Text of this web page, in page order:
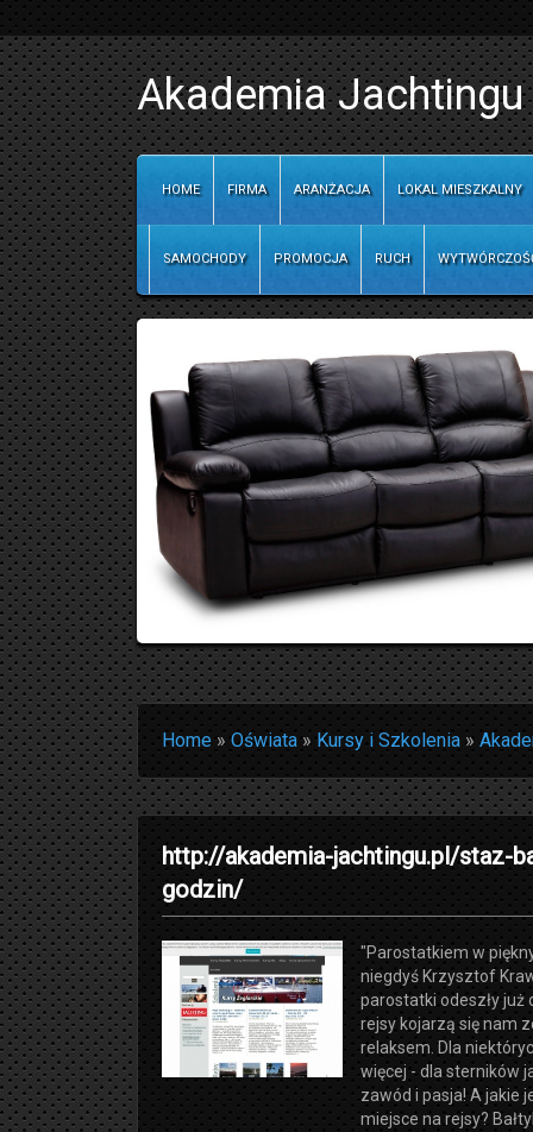
Akademia
HOME FIRMA ARANŻACJA LOKAL MIESZKALNY
SAMOCHODY PROMOCJA RUCH
Home»Oświata»Kursy i Szkolenia »
http://akademia-jachtingu.pl/staz-
godzin/
"Parostatkiem w
niegdyś Krzysztof
parostatki odeszły już
rejsy kojarzą się nam
relaksem. Dla
więcej - dla sterników
zawód i pasja! A jakie
miejsce na rejsy?